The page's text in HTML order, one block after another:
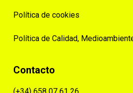
Política de cookies
Política de Calidad,
Contacto